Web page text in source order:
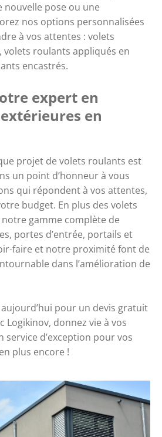
nouvelle pose ou une
nos options personnalisées
à vos attentes : volets
volets roulants appliqués en
encastrés.
expert en
en
projet de volets roulants est
un point d’honneur à vous
qui répondent à vos attentes,
budget. En plus des volets
gamme complète de
portes d’entrée, portails et
faire et notre proximité font de
dans l’amélioration de
pour un devis gratuit
Logikinov, donnez vie à vos
service d’exception pour vos
plus encore !